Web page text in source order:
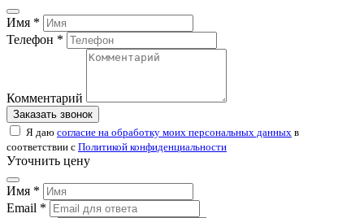
Имя *
Телефон *
Комментарий
Заказать звонок
Я даю согласие на обработку моих персональных данных в
соответствии с Политикой конфиденциальности
Уточнить цену
Имя *
Email *